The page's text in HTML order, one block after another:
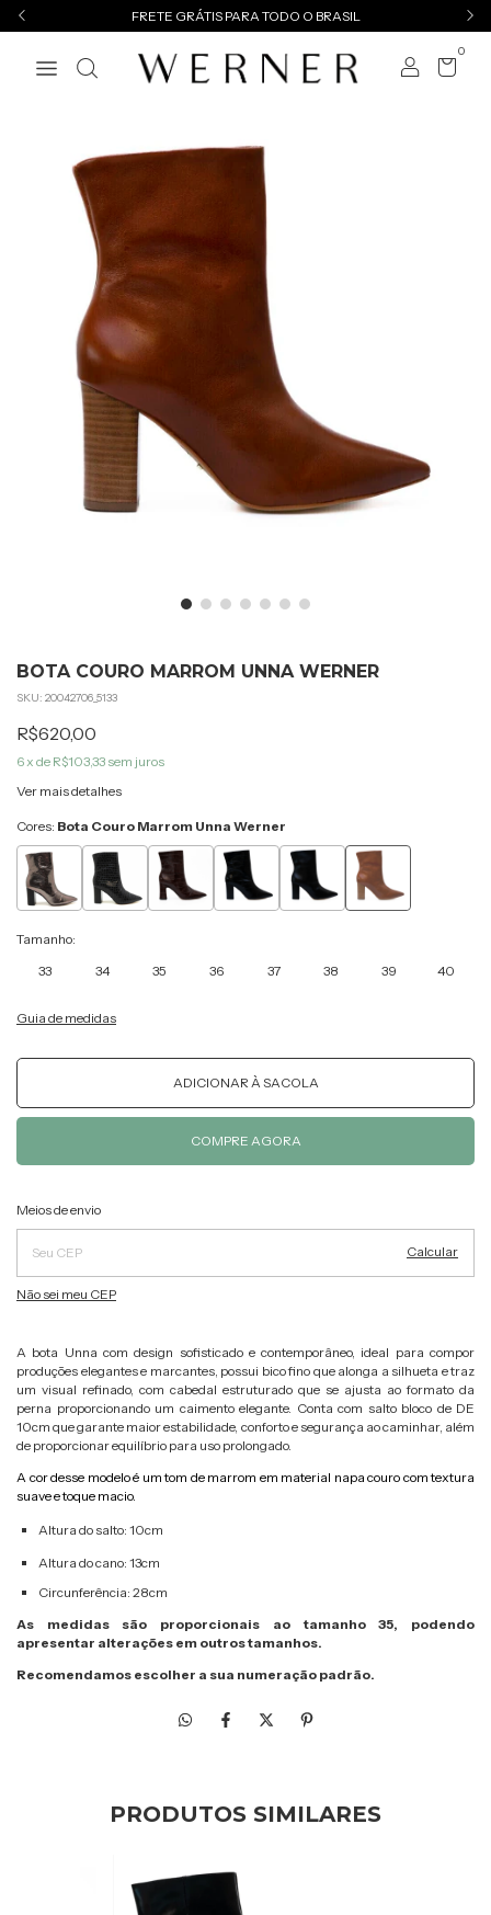
FRETE GRÁTIS PARA TODO O BRASIL
0
BOTA COURO MARROM UNNA WERNER
SKU: 20042706_5133
R$620,00
6 x de R$103,33 sem juros
Ver mais detalhes
Cores: Bota Couro Marrom Unna Werner
Tamanho:
33
34 35 36 37 38 39 40
Guia de medidas
Entregas para o CEP:
Meios de envio
Calcular
Não sei meu CEP
A bota Unna com design sofisticado e contemporâneo, ideal para compor
produções elegantes e marcantes, possui bico fino que alonga a silhueta e traz
um visual refinado, com cabedal estruturado que se ajusta ao formato da
perna proporcionando um caimento elegante. Conta com salto bloco de DE
10cm que garante maior estabilidade, conforto e segurança ao caminhar, além
de proporcionar equilíbrio para uso prolongado.
A cor desse modelo é um tom de marrom em material napa couro com textura
suave e toque macio.
Altura do salto: 10cm
Altura do cano: 13cm
Circunferência: 28cm
As medidas são proporcionais ao tamanho 35, podendo
apresentar alterações em outros tamanhos.
Recomendamos escolher a sua numeração padrão.
PRODUTOS SIMILARES